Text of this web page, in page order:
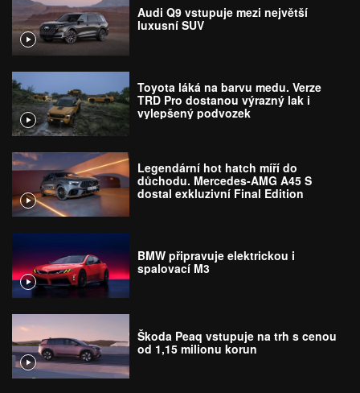
Audi Q9 vstupuje mezi největší
luxusní SUV
Toyota láká na barvu medu. Verze
TRD Pro dostanou výrazný lak i
vylepšený podvozek
Legendární hot hatch míří do
důchodu. Mercedes-AMG A45 S
dostal exkluzivní Final Edition
BMW připravuje elektrickou i
spalovací M3
Škoda Peaq vstupuje na trh s cenou
od 1,15 milionu korun